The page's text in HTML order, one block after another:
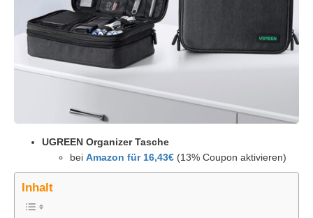
UGREEN Organizer Tasche
bei Amazon für 16,43€ (13% Coupon aktivieren)
Inhalt